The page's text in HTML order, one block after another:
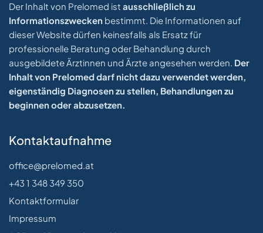
Der Inhalt von Prelomed ist ausschließlich zu
Informationszwecken bestimmt. Die Informationen auf
dieser Website dürfen keinesfalls als Ersatz für
professionelle Beratung oder Behandlung durch
ausgebildete Ärztinnen und Ärzte angesehen werden. Der
Inhalt von Prelomed darf nicht dazu verwendet werden,
eigenständig Diagnosen zu stellen, Behandlungen zu
beginnen oder abzusetzen.
Kontaktaufnahme
office@prelomed.at
+43 1 348 349 350
Kontaktformular
Impressum